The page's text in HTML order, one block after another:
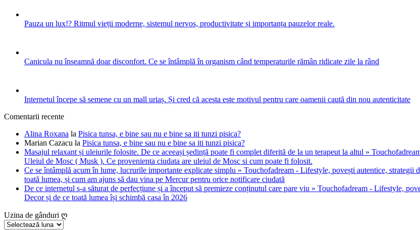
Pauza un lux!? Ritmul vieții moderne, sistemul nervos, productivitate și importanța pauzelor reale.
Canicula nu înseamnă doar disconfort. Ce se întâmplă în organism când temperaturile rămân ridicate zile la rând
Internetul începe să semene cu un mall uriaș. Și cred că acesta este motivul pentru care oamenii caută din nou autenticitate
Comentarii recente
Alina Roxana la Pisica tunsa, e bine sau nu e bine sa iti tunzi pisica?
Marian Cazacu la Pisica tunsa, e bine sau nu e bine sa iti tunzi pisica?
Masajul relaxant și uleiurile folosite. De ce aceeași ședință poate fi complet diferită de la un terapeut la altul »
Uleiul de Mosc ( Musk ). Ce provenienta ciudata are uleiul de Mosc si cum poate fi folosit.
Ce se întâmplă acum în lume, lucrurile importante explicate simplu » Touchofadream - Lifestyle, povești autentice, strategii
toată lumea, și cum am ajuns să dau vina pe Mercur pentru orice notificare ciudată
De ce internetul s-a săturat de perfecțiune și a început să premieze conținutul care pare viu » Touchofadream - Lifestyle,
Decor și de ce toată lumea își schimbă casa în 2026
Uzina de gânduri ღ
Uzina